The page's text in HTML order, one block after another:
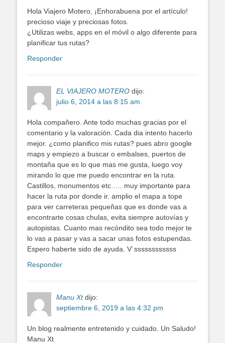
Hola Viajero Motero, ¡Enhorabuena por el artículo!
precioso viaje y preciosas fotos.
¿Utilizas webs, apps en el móvil o algo diferente para
planificar tus rutas?
Responder
EL VIAJERO MOTERO dijo:
julio 6, 2014 a las 8:15 am
Hola compañero. Ante todo muchas gracias por el
comentario y la valoración. Cada dia intento hacerlo
mejor. ¿como planifico mis rutas? pues abro google
maps y empiezo a buscar o embalses, puertos de
montaña que es lo que mas me gusta, luego voy
mirando lo que me puedo encontrar en la ruta.
Castillos, monumentos etc….. muy importante para
hacer la ruta por donde ir. amplio el mapa a tope
para ver carreteras pequeñas que es donde vas a
encontrarte cosas chulas, evita siempre autovías y
autopistas. Cuanto mas recóndito sea todo mejor te
lo vas a pasar y vas a sacar unas fotos estupendas.
Espero haberte sido de ayuda. V´ssssssssssss
Responder
Manu Xt dijo:
septiembre 6, 2019 a las 4:32 pm
Un blog realmente entretenido y cuidado. Un Saludo!
Manu Xt